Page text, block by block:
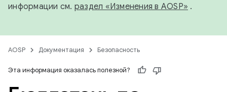
информации см. раздел «Изменения в AOSP» .
AOSP Документация Безопасность
Эта информация оказалась полезной?